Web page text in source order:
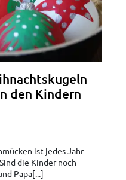
den Kindern
ist jedes Jahr
die Kinder noch
Papa[...]